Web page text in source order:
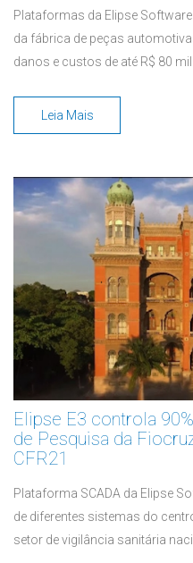
Plataformas da Elipse
da fábrica de peças
danos e custos de até R$ 80
Leia Mais
Elipse E3 controla
de Pesquisa da
CFR21
Plataforma SCADA da Elipse
de diferentes sistemas do
setor de vigilância sanitária